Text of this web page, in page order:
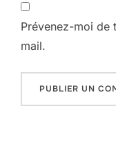
Prévenez-moi de
mail.